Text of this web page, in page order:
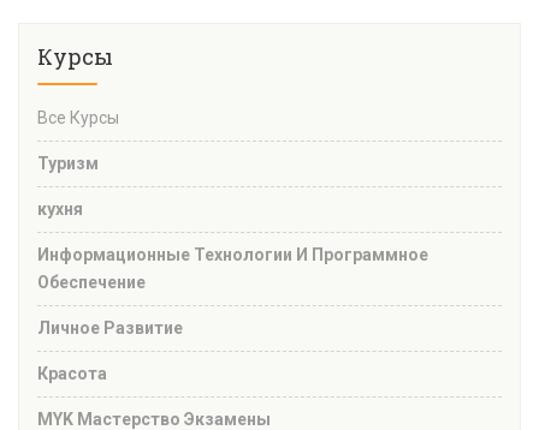
Курсы
Все Курсы
Туризм
кухня
Информационные Технологии И Программное
Обеспечение
Личное Развитие
Красота
MYK Мастерство Экзамены